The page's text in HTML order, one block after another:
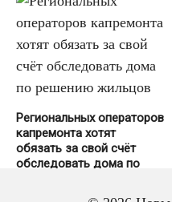
Региональных операторов
капремонта хотят
обязать за свой счёт
обследовать дома по